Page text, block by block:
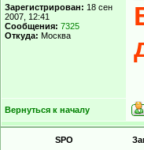
Зарегистрирован: 18 сен
2007, 12:41
Сообщения: 7325
Откуда: Москва
Вернуться к началу
SPO